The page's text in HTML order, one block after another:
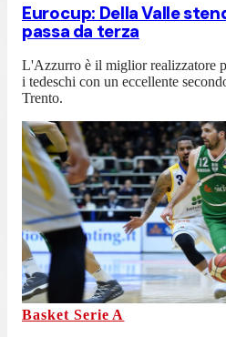
Eurocup: Della Valle
passa da terza
L'Azzurro è il miglior realizzatore
i tedeschi con un eccellente
Trento.
Basket Serie A